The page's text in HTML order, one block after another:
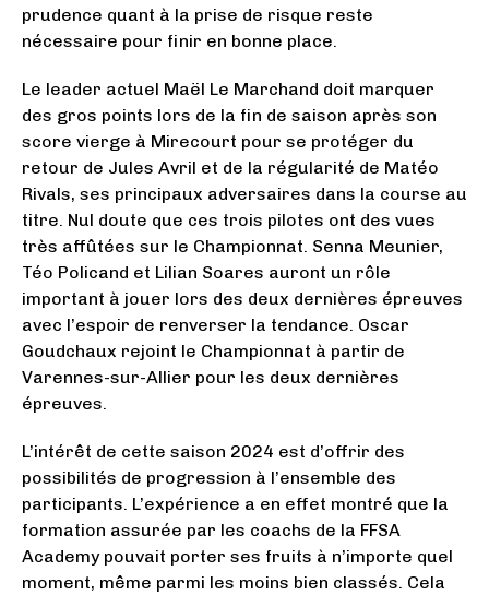
prudence quant à la prise de risque reste
nécessaire pour finir en bonne place.
Le leader actuel Maël Le Marchand doit marquer
des gros points lors de la fin de saison après son
score vierge à Mirecourt pour se protéger du
retour de Jules Avril et de la régularité de Matéo
Rivals, ses principaux adversaires dans la course au
titre. Nul doute que ces trois pilotes ont des vues
très affûtées sur le Championnat. Senna Meunier,
Téo Policand et Lilian Soares auront un rôle
important à jouer lors des deux dernières épreuves
avec l’espoir de renverser la tendance. Oscar
Goudchaux rejoint le Championnat à partir de
Varennes-sur-Allier pour les deux dernières
épreuves.
L’intérêt de cette saison 2024 est d’offrir des
possibilités de progression à l’ensemble des
participants. L’expérience a en effet montré que la
formation assurée par les coachs de la FFSA
Academy pouvait porter ses fruits à n’importe quel
moment, même parmi les moins bien classés. Cela